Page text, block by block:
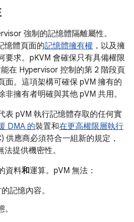
強制的記憶體隔離屬性。
憶體頁面的記憶體擁有權 ，以及擁
要求。pKVM 會確保只有具備權限
在 Hypervisor 控制的第 2 階段頁
面。這項架構可確保 pVM 擁有的
擁有者明確與其他 pVM 共用。
表 pVM 執行記憶體存取的任何實
DMA 的裝置和在更高權限層執行
供應商必須符合一組新的規定，
提供機密性。
資料和運算。pVM 無法：
記憶內容。